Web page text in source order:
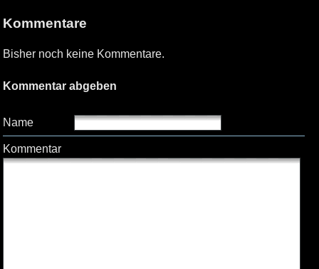
Kommentare
Bisher noch keine Kommentare.
Kommentar abgeben
Name
Kommentar